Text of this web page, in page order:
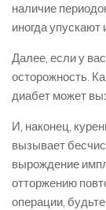
наличие
иногда упускают
Далее, если у
осторожность.
диабет может
И, наконец,
вызывает
вырождение
отторжению
операции,